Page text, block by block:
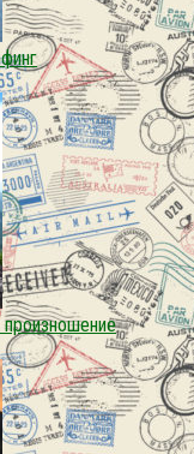
произношение